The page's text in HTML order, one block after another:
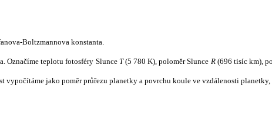
Boltzmannova konstanta.
Označíme teplotu fotosféry Slunce T(5 780 K), poloměr Slunce R(696 tisíc km),
vypočítáme jako poměr průřezu planetky a povrchu koule ve vzdálenosti planetky,